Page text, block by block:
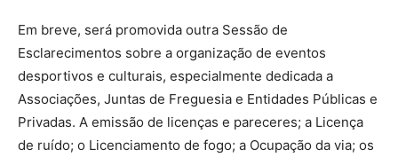
Em breve, será promovida outra Sessão de
Esclarecimentos sobre a organização de eventos
desportivos e culturais, especialmente dedicada a
Associações, Juntas de Freguesia e Entidades Públicas e
Privadas. A emissão de licenças e pareceres; a Licença
de ruído; o Licenciamento de fogo; a Ocupação da via; os